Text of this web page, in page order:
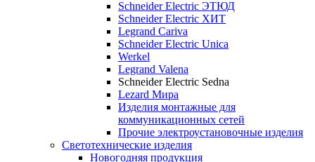
Schneider Electric ЭТЮД
Schneider Electric ХИТ
Legrand Cariva
Schneider Electric Unica
Werkel
Legrand Valena
Schneider Electric Sedna
Lezard Мира
Изделия монтажные для
коммуникационных сетей
Прочие электроустановочные изделия
Светотехнические изделия
Новогодняя продукция